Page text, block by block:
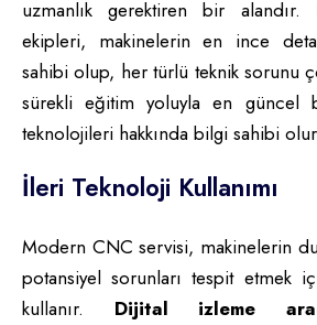
uzmanlık gerektiren bir alandır.
ekipleri, makinelerin en ince
sahibi olup, her türlü teknik sorunu
sürekli eğitim yoluyla en güncel
teknolojileri hakkında bilgi sahibi
İleri Teknoloji Kullanımı
Modern CNC servisi, makinelerin
potansiyel sorunları tespit etmek
kullanır. Dijital izleme